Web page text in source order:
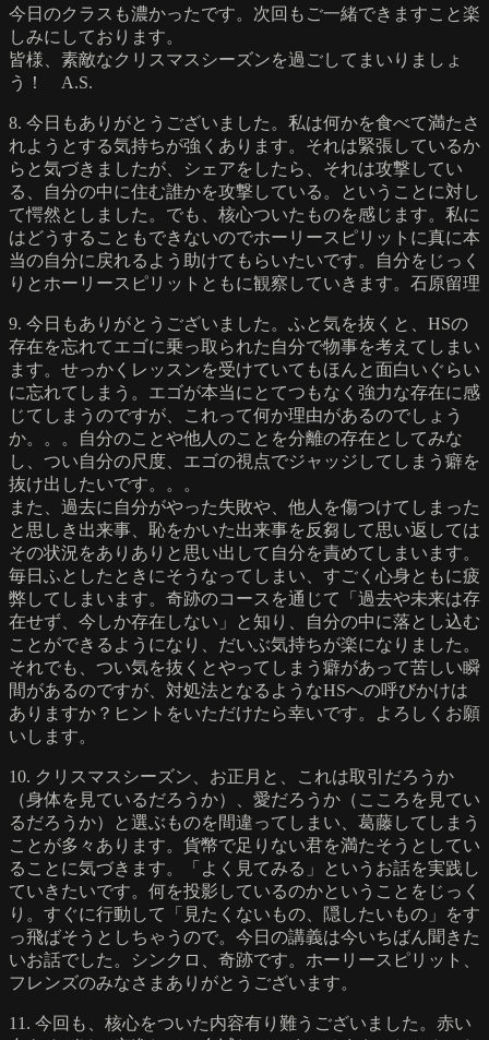
今日のクラスも濃かったです。次回もご一緒できますこと楽
しみにしております。
皆様、素敵なクリスマスシーズンを過ごしてまいりましょ
う！ A.S.
8. 今日もありがとうございました。私は何かを食べて満たさ
れようとする気持ちが強くあります。それは緊張しているか
らと気づきましたが、シェアをしたら、それは攻撃してい
る、自分の中に住む誰かを攻撃している。ということに対し
て愕然としました。でも、核心ついたものを感じます。私に
はどうすることもできないのでホーリースピリットに真に本
当の自分に戻れるよう助けてもらいたいです。自分をじっく
りとホーリースピリットともに観察していきます。石原留理
9. 今日もありがとうございました。ふと気を抜くと、HSの
存在を忘れてエゴに乗っ取られた自分で物事を考えてしまい
ます。せっかくレッスンを受けていてもほんと面白いぐらい
に忘れてしまう。エゴが本当にとてつもなく強力な存在に感
じてしまうのですが、これって何か理由があるのでしょう
か。。。自分のことや他人のことを分離の存在としてみな
し、つい自分の尺度、エゴの視点でジャッジしてしまう癖を
抜け出したいです。。。
また、過去に自分がやった失敗や、他人を傷つけてしまった
と思しき出来事、恥をかいた出来事を反芻して思い返しては
その状況をありありと思い出して自分を責めてしまいます。
毎日ふとしたときにそうなってしまい、すごく心身ともに疲
弊してしまいます。奇跡のコースを通じて「過去や未来は存
在せず、今しか存在しない」と知り、自分の中に落とし込む
ことができるようになり、だいぶ気持ちが楽になりました。
それでも、つい気を抜くとやってしまう癖があって苦しい瞬
間があるのですが、対処法となるようなHSへの呼びかけは
ありますか？ヒントをいただけたら幸いです。よろしくお願
いします。
10. クリスマスシーズン、お正月と、これは取引だろうか
（身体を見ているだろうか）、愛だろうか（こころを見てい
るだろうか）と選ぶものを間違ってしまい、葛藤してしまう
ことが多々あります。貨幣で足りない君を満たそうとしてい
ることに気づきます。「よく見てみる」というお話を実践し
ていきたいです。何を投影しているのかということをじっく
り。すぐに行動して「見たくないもの、隠したいもの」をす
っ飛ばそうとしちゃうので。今日の講義は今いちばん聞きた
いお話でした。シンクロ、奇跡です。ホーリースピリット、
フレンズのみなさまありがとうございます。
11. 今回も、核心をついた内容有り難うございました。赤い